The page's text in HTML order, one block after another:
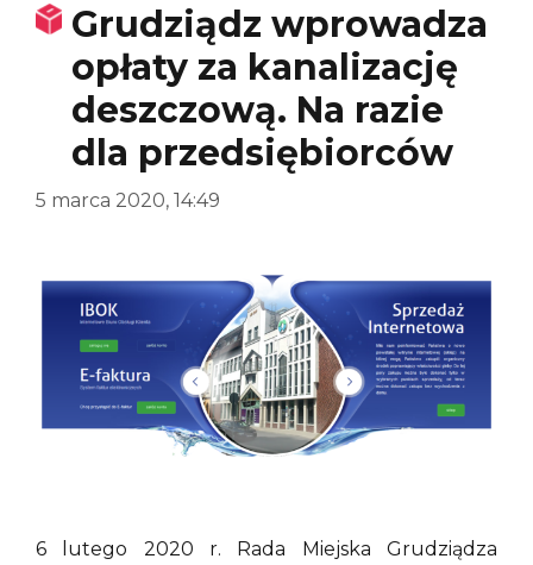
Grudziądz wprowadza
opłaty za kanalizację
deszczową. Na razie
dla przedsiębiorców
5 marca 2020, 14:49
6 lutego 2020 r. Rada Miejska Grudziądza